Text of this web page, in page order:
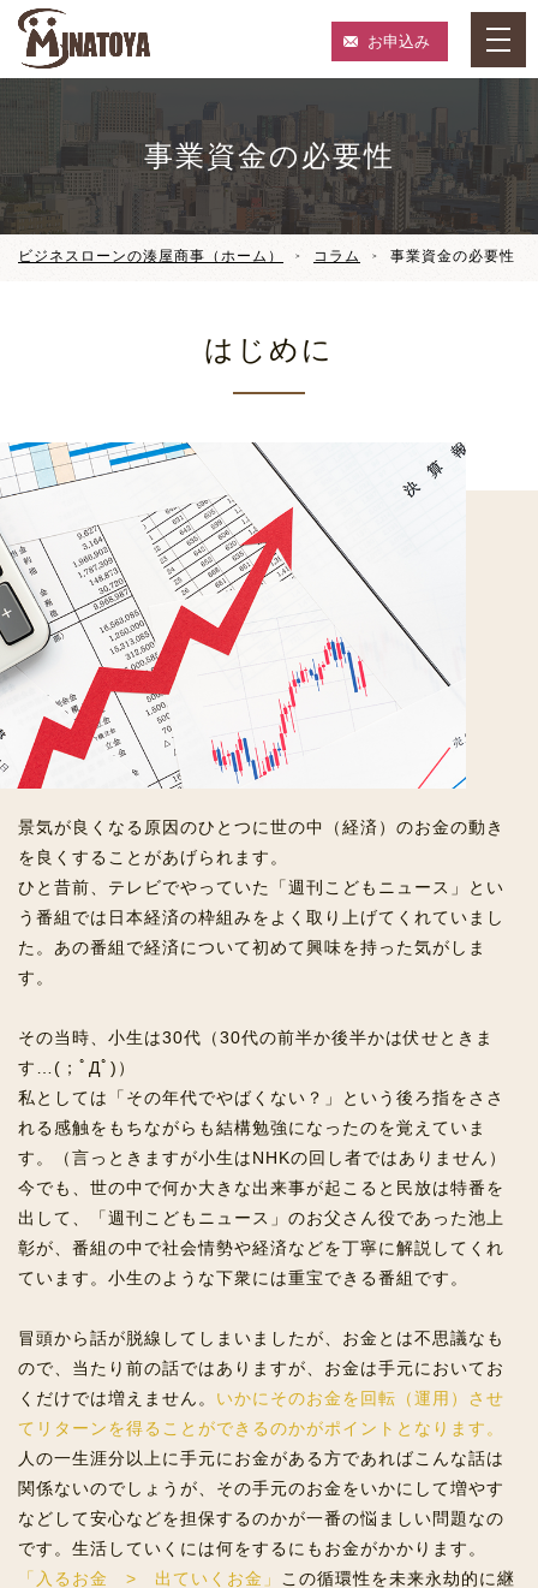
お申込み
事業資金の必要性
ビジネスローンの湊屋商事（ホーム） コラム 事業資金の必要性
はじめに
景気が良くなる原因のひとつに世の中（経済）のお金の動き
を良くすることがあげられます。
ひと昔前、テレビでやっていた「週刊こどもニュース」とい
う番組では日本経済の枠組みをよく取り上げてくれていまし
た。あの番組で経済について初めて興味を持った気がしま
す。
その当時、小生は30代（30代の前半か後半かは伏せときま
す…(；ﾟДﾟ)）
私としては「その年代でやばくない？」という後ろ指をささ
れる感触をもちながらも結構勉強になったのを覚えていま
す。（言っときますが小生はNHKの回し者ではありません）
今でも、世の中で何か大きな出来事が起こると民放は特番を
出して、「週刊こどもニュース」のお父さん役であった池上
彰が、番組の中で社会情勢や経済などを丁寧に解説してくれ
ています。小生のような下衆には重宝できる番組です。
冒頭から話が脱線してしまいましたが、お金とは不思議なも
ので、当たり前の話ではありますが、お金は手元においてお
くだけでは増えません。 いかにそのお金を回転（運用）させ
てリターンを得ることができるのかがポイントとなります。
人の一生涯分以上に手元にお金がある方であればこんな話は
関係ないのでしょうが、その手元のお金をいかにして増やす
などして安心などを担保するのかが一番の悩ましい問題なの
です。生活していくには何をするにもお金がかかります。
「入るお金 > 出ていくお金」
この循環性を未来永劫的に継